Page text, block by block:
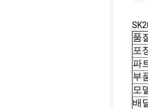
품
포
파
부
모
배